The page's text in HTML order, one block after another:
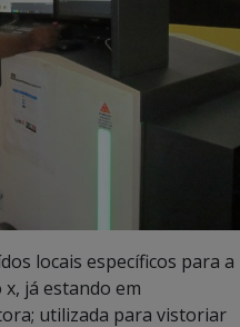
locais específicos para a
já estando em
utilizada para vistoriar